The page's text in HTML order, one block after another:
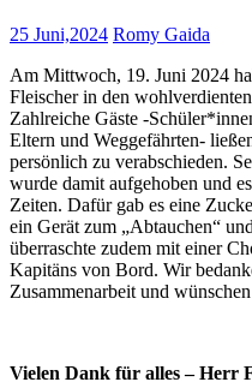
25 Juni,2024 Romy Gaida
Am Mittwoch, 19. Juni 2024
Fleischer in den
Zahlreiche Gäste -
Eltern und Weggefährten-
persönlich zu verabschieden.
wurde damit aufgehoben und
Zeiten. Dafür gab es eine
ein Gerät zum „Abtauchen“
überraschte zudem mit einer
Kapitäns von Bord. Wir
Zusammenarbeit und
Vielen Dank für alles – Herr